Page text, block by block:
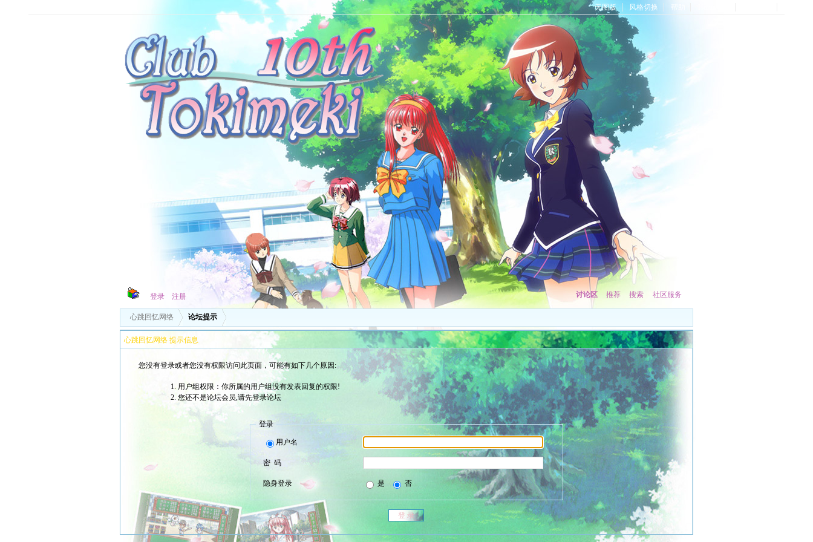
无图版 风格切换 帮助
登录 注册 讨论区 推荐 搜索 社区服务
心跳回忆网络 论坛提示
心跳回忆网络 提示信息
您没有登录或者您没有权限访问此页面，可能有如下几个原因:
用户组权限：你所属的用户组没有发表回复的权限!
您还不是论坛会员,请先登录论坛
登录
用户名
密 码
隐身登录 是 否